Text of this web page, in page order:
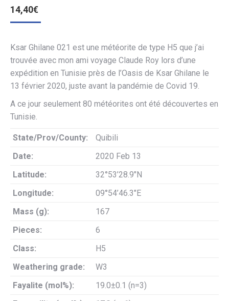
14,40€
Ksar Ghilane 021 est une météorite de type H5 que j’ai
trouvée avec mon ami voyage Claude Roy lors d’une
expédition en Tunisie près de l’Oasis de Ksar Ghilane le
13 février 2020, juste avant la pandémie de Covid 19.
A ce jour seulement 80 météorites ont été découvertes en
Tunisie.
State/Prov/County:
Quibili
Date:
2020 Feb 13
Latitude:
32°53’28.9″N
Longitude:
09°54’46.3″E
Mass (g):
167
Pieces:
6
Class:
H5
Weathering grade:
W3
Fayalite (mol%):
19.0±0.1 (n=3)